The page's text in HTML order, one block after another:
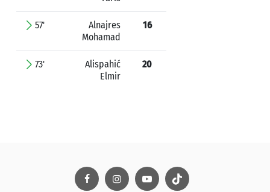
57'
Alnajres
Mohamad
16
73'
Alispahić
Elmir
20